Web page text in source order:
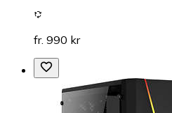
fr. 990 kr